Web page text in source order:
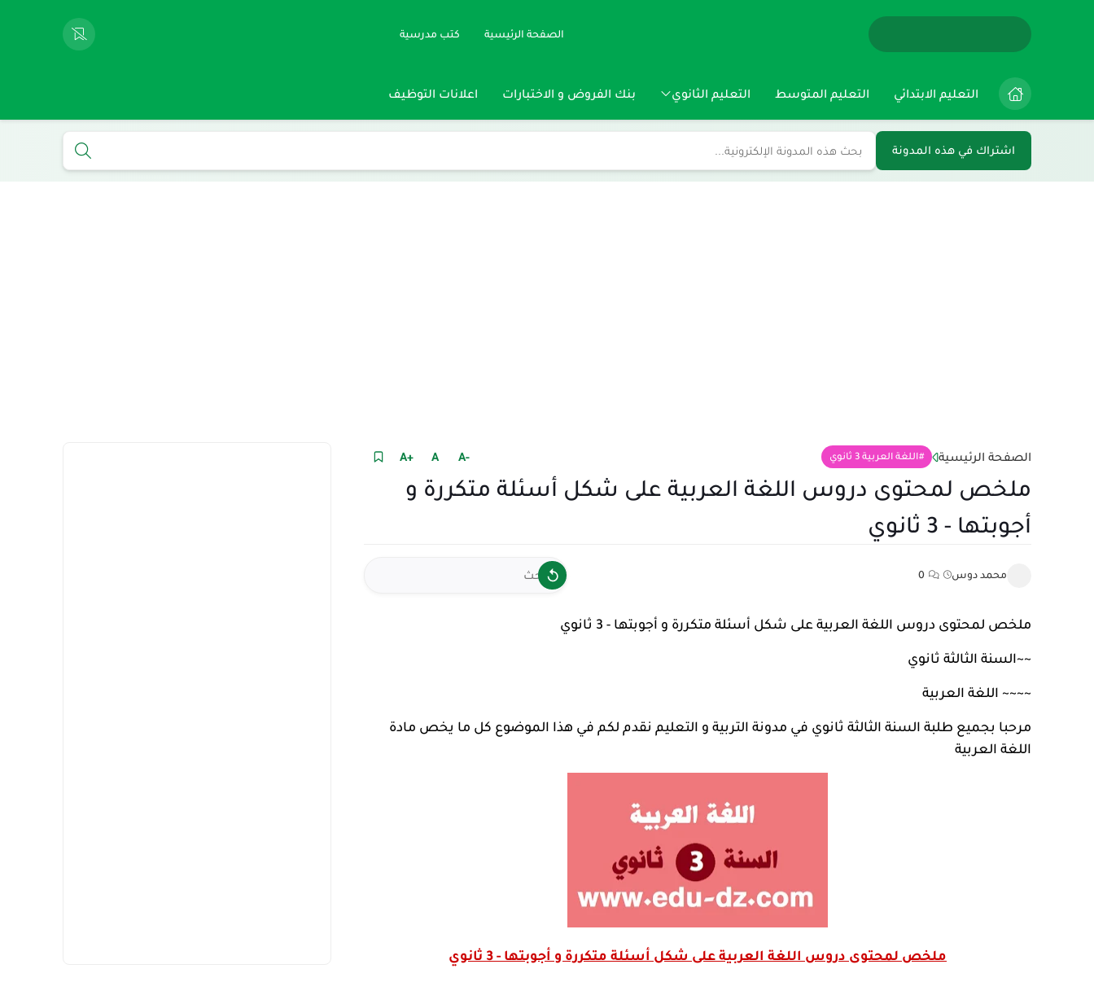
الصفحة الرئيسية كتب مدرسية
التعليم الابتدائي التعليم المتوسط التعليم الثانوي بنك الفروض و الاختبارات اعلانات التوظيف
اشتراك في هذه المدونة
الصفحة الرئيسية اللغة العربية 3 ثانوي +A A -A
ملخص لمحتوى دروس اللغة العربية على شكل أسئلة متكررة و
أجوبتها - 3 ثانوي
محمد دوس 0
ملخص لمحتوى دروس اللغة العربية على شكل أسئلة متكررة و أجوبتها - 3 ثانوي
~~السنة الثالثة ثانوي
~~~~ اللغة العربية
مرحبا بجميع طلبة السنة الثالثة ثانوي في مدونة التربية و التعليم نقدم لكم في هذا الموضوع كل ما يخص مادة
اللغة العربية
ملخص لمحتوى دروس اللغة العربية على شكل أسئلة متكررة و أجوبتها - 3 ثانوي